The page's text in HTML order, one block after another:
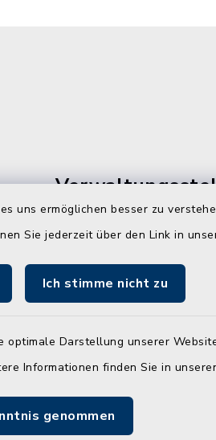
uns ermöglichen besser zu
Sie jederzeit über den Link in
Ich stimme nicht zu
Darstellung unserer
Informationen finden Sie in
genommen
Westerrönfeld
24784 Westerrönfeld
info@amt-